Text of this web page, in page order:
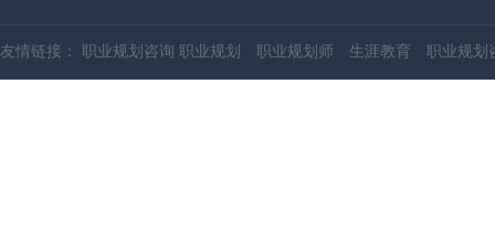
友情链接： 职业规划咨询 职业规划 职业规划师 生涯教育 职业规划